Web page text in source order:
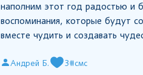
наполним этот год радостью и
воспоминания, которые будут
вместе чудить и создавать
Андрей Б. 3#смс